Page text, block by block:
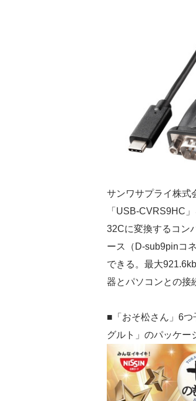
サンワサプライ株式
「USB-CVRS9HC
32Cに変換するコン
ース（D-sub9pinコ
できる。最大
器とパソコンとの接
■「おそ松さん」6つ
グルト」のパッケー